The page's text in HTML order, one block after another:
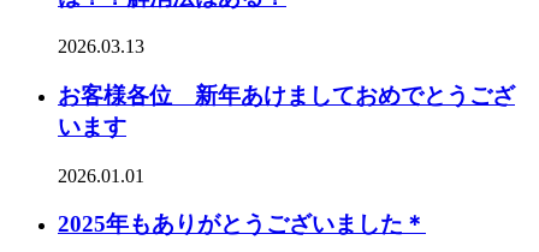
2026.03.13
お客様各位 新年あけましておめでとうござ
います
2026.01.01
2025年もありがとうございました＊